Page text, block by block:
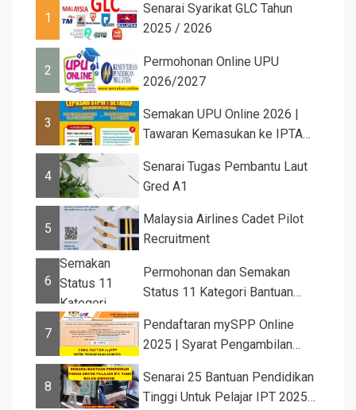
1
Senarai Syarikat GLC Tahun
2025 / 2026
2
Permohonan Online UPU
2026/2027
3
Semakan UPU Online 2026 |
Tawaran Kemasukan ke IPTA
4
Senarai Tugas Pembantu Laut
Gred A1
5
Malaysia Airlines Cadet Pilot
Recruitment
6
Permohonan dan Semakan
Status 11 Kategori Bantuan
7
Pendaftaran mySPP Online
2025 | Syarat Pengambilan
8
Senarai 25 Bantuan Pendidikan
Tinggi Untuk Pelajar IPT 2025